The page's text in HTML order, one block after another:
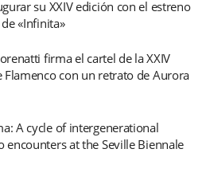
su XXIV edición con el estreno
«Infinita»
firma el cartel de la XXIV
Flamenco con un retrato de Aurora
A cycle of intergenerational
encounters at the Seville Biennale